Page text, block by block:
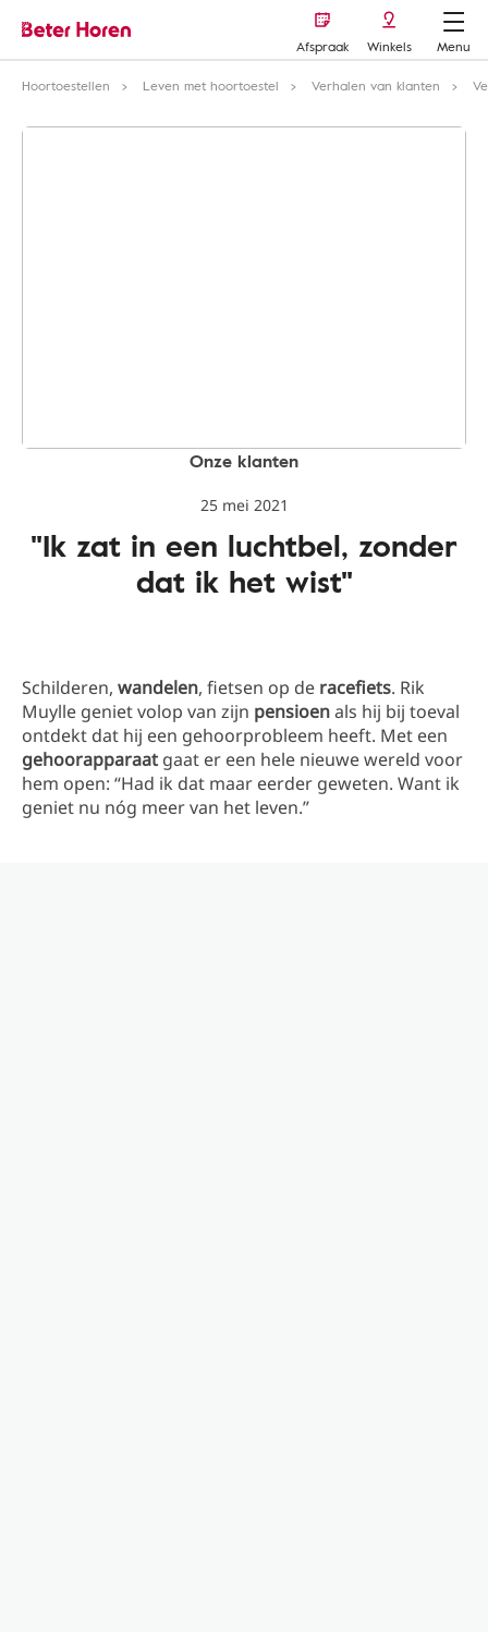
Afspraak Winkels
Menu
Hoortoestellen
Leven met hoortoestel Verhalen van klanten
Onze klanten
25 mei 2021
"Ik zat in een luchtbel, zonder
dat ik het wist"
Schilderen, wandelen, fietsen op de racefiets. Rik
Muylle geniet volop van zijn pensioenals hij bij toeval
ontdekt dat hij een gehoorprobleem heeft. Met een
gehoorapparaat gaat er een hele nieuwe wereld voor
hem open: “Had ik dat maar eerder geweten. Want ik
geniet nu nóg meer van het leven.”